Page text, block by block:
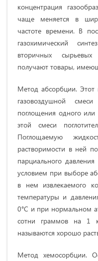
концентрация
чаще меняется в
частоте времени. В
газохимический
вторичных
получают товары,
Метод абсорбции. Этот
газовоздушной
поглощения одного или
этой смеси
Поглощаемую
растворимости в ней
парциального
условием при выборе
в нем извлекаемого
температуры и
0°С и при нормальном
сотни граммов на 1
называются хорошо
Метод хемосорбции.